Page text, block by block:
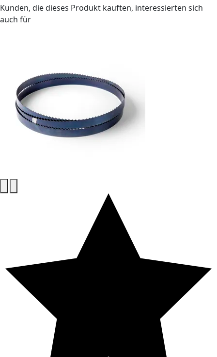
Kunden, die dieses Produkt kauften, interessierten sich
auch für